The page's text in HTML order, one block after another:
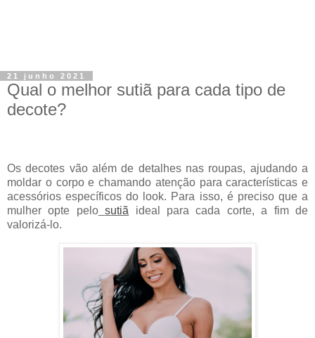
21 junho 2021
Qual o melhor sutiã para cada tipo de
decote?
Os decotes vão além de detalhes nas roupas, ajudando a
moldar o corpo e chamando atenção para características e
acessórios específicos do look. Para isso, é preciso que a
mulher opte pelo sutiã
ideal para cada corte, a fim de
valorizá-lo.